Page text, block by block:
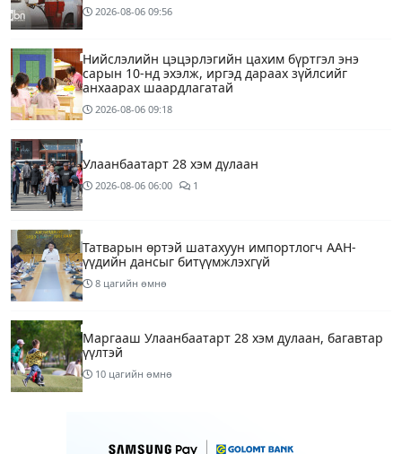
2026-08-06 09:56
Нийслэлийн цэцэрлэгийн цахим бүртгэл энэ
сарын 10-нд эхэлж, иргэд дараах зүйлсийг
анхаарах шаардлагатай
2026-08-06 09:18
Улаанбаатарт 28 хэм дулаан
2026-08-06 06:00 1
Татварын өртэй шатахуун импортлогч ААН-
үүдийн дансыг битүүмжлэхгүй
8 цагийн өмнө
Маргааш Улаанбаатарт 28 хэм дулаан, багавтар
үүлтэй
10 цагийн өмнө
шаардлагагүй бол Монгол Улсад аялахгүй байхыг
АНУ-ын ЭСЯ-наас зөвлөжээ